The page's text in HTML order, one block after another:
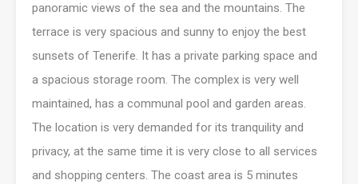
panoramic views of the sea and the mountains. The
terrace is very spacious and sunny to enjoy the best
sunsets of Tenerife. It has a private parking space and
a spacious storage room. The complex is very well
maintained, has a communal pool and garden areas.
The location is very demanded for its tranquility and
privacy, at the same time it is very close to all services
and shopping centers. The coast area is 5 minutes